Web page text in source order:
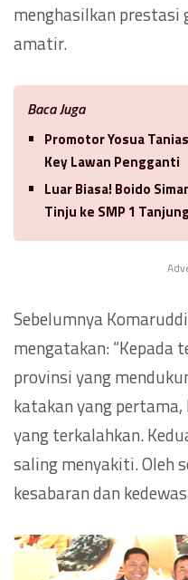
menghasilkan
amatir.
Baca Juga
Promotor Yosua
Key Lawan Pengganti
Luar Biasa! Boido
Tinju ke SMP 1
Sebelumnya
mengatakan: “Kepada
provinsi yang
katakan yang
yang terkalahkan.
saling menyakiti. Oleh
kesabaran dan